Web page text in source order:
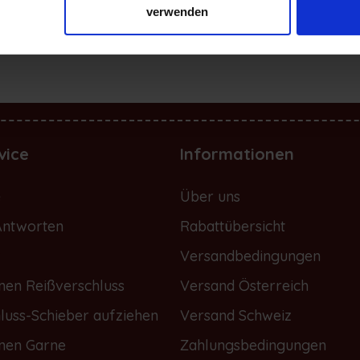
verwenden
Reißverschluss
Schieber aufziehen
Garne
Informationen
Über uns
Rabattübersicht
Versandbedingungen
Versand Österreich
Versand Schweiz
Zahlungsbedingungen